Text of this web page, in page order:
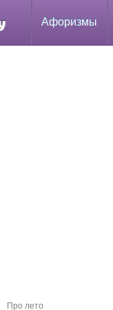
Афоризмы
Про лето